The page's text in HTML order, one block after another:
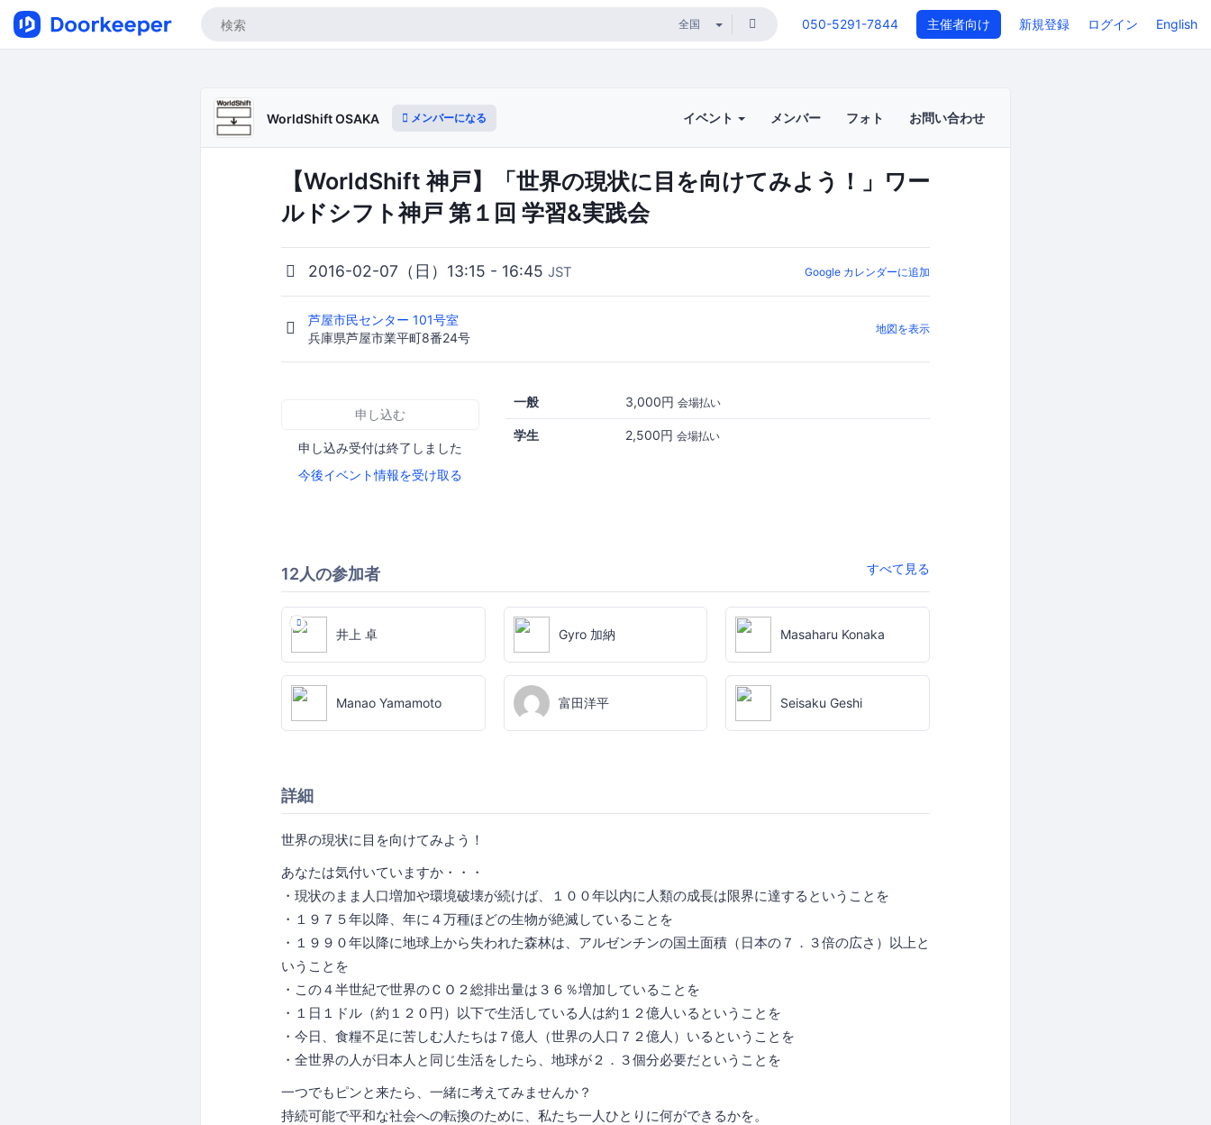
050-5291-7844 主催者向け 新規登録 ログイン English
WorldShift OSAKA メンバーになる イベント メンバー フォト お問い合わせ
【WorldShift 神戸】「世界の現状に目を向けてみよう！」ワー
ルドシフト神戸 第１回 学習&実践会
2016-02-07（日）13:15 - 16:45 JST Google カレンダーに追加
芦屋市民センター 101号室
兵庫県芦屋市業平町8番24号
地図を表示
申し込む
申し込み受付は終了しました
今後イベント情報を受け取る
一般 3,000円 会場払い
学生 2,500円 会場払い
12人の参加者 すべて見る
井上 卓 Gyro 加納 Masaharu Konaka
Manao Yamamoto 富田洋平 Seisaku Geshi
詳細
世界の現状に目を向けてみよう！
あなたは気付いていますか・・・
・現状のまま人口増加や環境破壊が続けば、１００年以内に人類の成長は限界に達するということを
・１９７５年以降、年に４万種ほどの生物が絶滅していることを
・１９９０年以降に地球上から失われた森林は、アルゼンチンの国土面積（日本の７．３倍の広さ）以上と
いうことを
・この４半世紀で世界のＣＯ２総排出量は３６％増加していることを
・１日１ドル（約１２０円）以下で生活している人は約１２億人いるということを
・今日、食糧不足に苦しむ人たちは７億人（世界の人口７２億人）いるということを
・全世界の人が日本人と同じ生活をしたら、地球が２．３個分必要だということを
一つでもピンと来たら、一緒に考えてみませんか？
持続可能で平和な社会への転換のために、私たち一人ひとりに何ができるかを。